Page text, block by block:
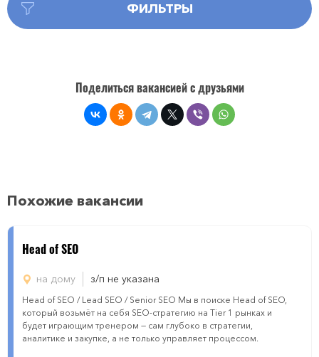
ФИЛЬТРЫ
Поделиться вакансией с друзьями
Похожие вакансии
Head of SEO
на дому з/п не указана
Head of SEO / Lead SEO / Senior SEO Мы в поиске Head of SEO,
который возьмёт на себя SEO-стратегию на Tier 1 рынках и
будет играющим тренером — сам глубоко в стратегии,
аналитике и закупке, а не только управляет процессом.